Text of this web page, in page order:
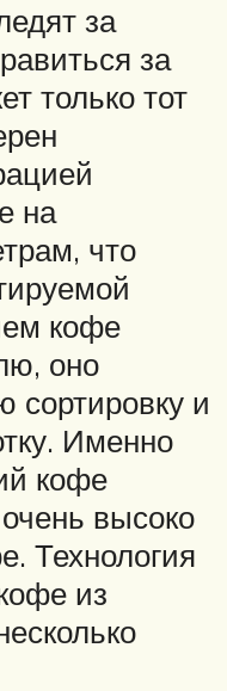
за
за
только тот
на
что
кофе
оно
сортировку и
Именно
кофе
высоко
Технология
из